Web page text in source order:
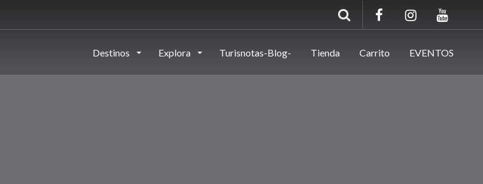
Destinos Explora Turisnotas-Blog- Tienda Carrito EVENTOS